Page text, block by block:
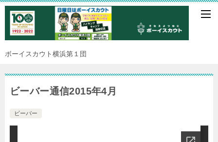
ボーイスカウト横浜第１団
ビーバー通信2015年4月
ビーバー